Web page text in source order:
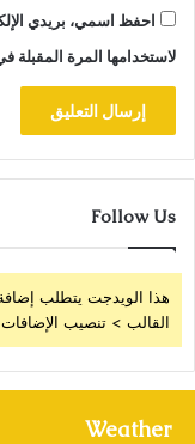
احفظ اسمي، بريدي
لاستخدامها المرة المقبلة
Follow Us
هذا الويدجت يتطلب
القالب > تنصيب
Weather